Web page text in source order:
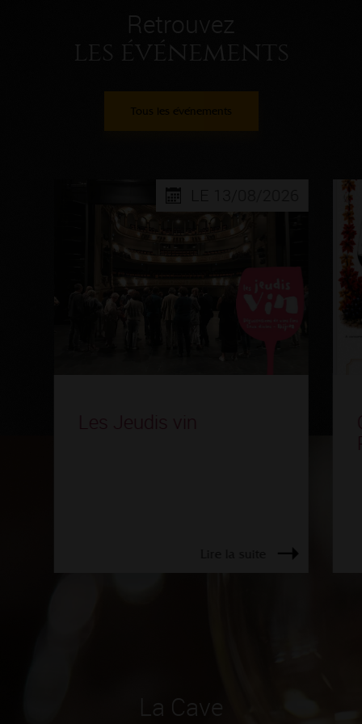
Retrouvez
les événements
Tous les événements
Les Jeudis vin
La Cave